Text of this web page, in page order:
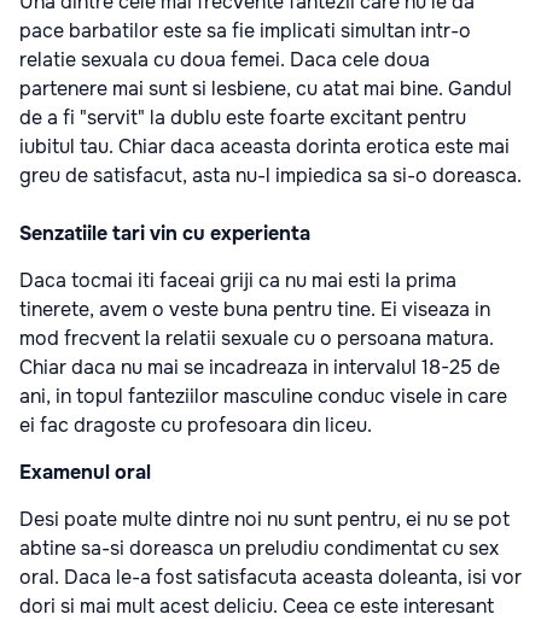
pace barbatilor este sa fie implicati simultan intr-o
relatie sexuala cu doua femei. Daca cele doua
partenere mai sunt si lesbiene, cu atat mai bine. Gandul
de a fi "servit" la dublu este foarte excitant pentru
iubitul tau. Chiar daca aceasta dorinta erotica este mai
greu de satisfacut, asta nu-l impiedica sa si-o doreasca.
Senzatiile tari vin cu experienta
Daca tocmai iti faceai griji ca nu mai esti la prima
tinerete, avem o veste buna pentru tine. Ei viseaza in
mod frecvent la relatii sexuale cu o persoana matura.
Chiar daca nu mai se incadreaza in intervalul 18-25 de
ani, in topul fanteziilor masculine conduc visele in care
ei fac dragoste cu profesoara din liceu.
Examenul oral
Desi poate multe dintre noi nu sunt pentru, ei nu se pot
abtine sa-si doreasca un preludiu condimentat cu sex
oral. Daca le-a fost satisfacuta aceasta doleanta, isi vor
dori si mai mult acest deliciu. Ceea ce este interesant